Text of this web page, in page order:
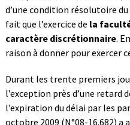
d’une condition résolutoire
fait que l’exercice de la
caractère discrétionnaire.
raison à donner pour exercer
Durant les trente premiers
l’exception près d’une retard
l’expiration du délai par les
octobre 2009 (N°08-16.682) a